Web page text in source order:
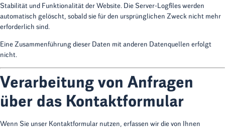
Stabilität und Funktionalität der Website. Die Server-Logfiles werden
automatisch gelöscht, sobald sie für den ursprünglichen Zweck nicht mehr
erforderlich sind.
Eine Zusammenführung dieser Daten mit anderen Datenquellen erfolgt
nicht.
Verarbeitung von Anfragen
über das Kontaktformular
Wenn Sie unser Kontaktformular nutzen, erfassen wir die von Ihnen